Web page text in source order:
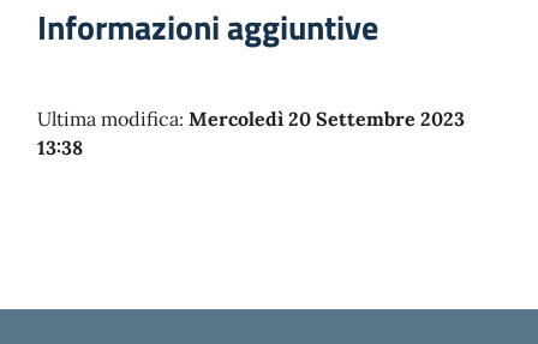
Informazioni aggiuntive
Ultima modifica: Mercoledì 20 Settembre 2023
13:38